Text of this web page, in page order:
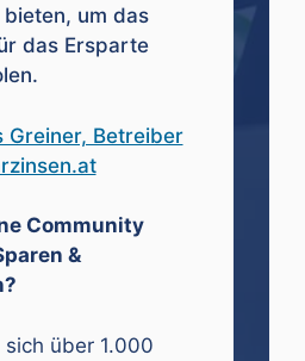
um das
das Ersparte
Greiner, Betreiber
Community
&
über 1.000